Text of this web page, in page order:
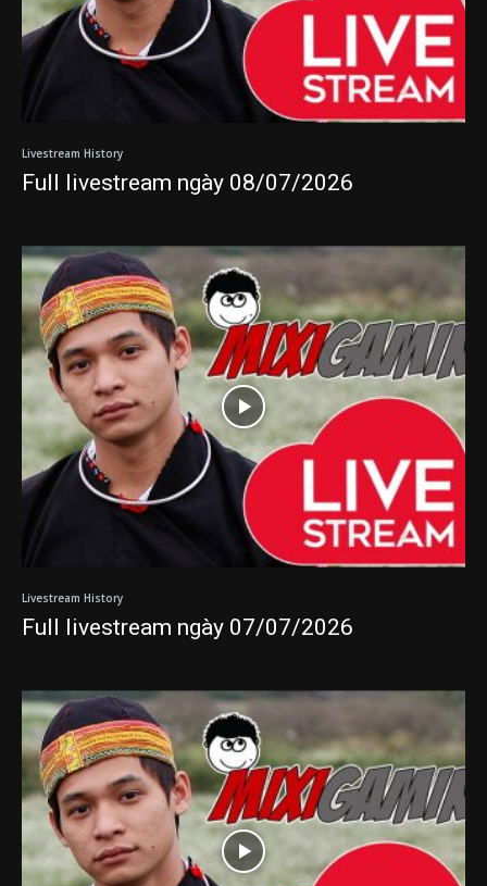
Livestream History
Full livestream ngày 08/07/2026
Livestream History
Full livestream ngày 07/07/2026